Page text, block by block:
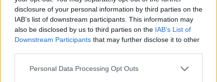
disclosure of your personal information by third parties on the
IAB’s list of downstream participants. This information may
also be disclosed by us to third parties on the IAB’s List of
Downstream Participants that may further disclose it to other
Personal Data Processing Opt Outs
přesvědčen, že jde vždy a všem jen o zájmy, i když je někdy skrývají
za hesla o dobru, demokracii, svobodě atd. Dovolte mi ale abych
předeslal, že diskuse o ekologické problematice nepovažuji jen za
předvolební záležitost a věc jednohočlánkuv sobotní příloze
Lidových novin. Dokonce se domnívám, že se jedná o projev
zásadního sporu a samu podstatu a směřování naší civilizace,
případně o nutnost její zásadní změny.